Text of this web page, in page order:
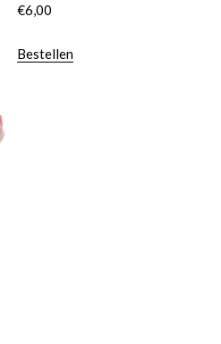
€6,00
Bestellen